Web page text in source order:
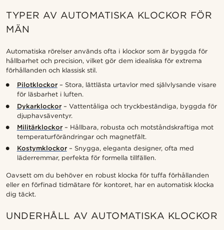
TYPER AV AUTOMATISKA KLOCKOR FÖR
MÄN
Automatiska rörelser används ofta i klockor som är byggda för
hållbarhet och precision, vilket gör dem idealiska för extrema
förhållanden och klassisk stil.
Pilotklockor– Stora, lättlästa urtavlor med självlysande visare
för läsbarhet i luften.
Dykarklockor– Vattentåliga och tryckbeständiga, byggda för
djuphavsäventyr.
Militärklockor– Hållbara, robusta och motståndskraftiga mot
temperaturförändringar och magnetfält.
Kostymklockor– Snygga, eleganta designer, ofta med
läderremmar, perfekta för formella tillfällen.
Oavsett om du behöver en robust klocka för tuffa förhållanden
eller en förfinad tidmätare för kontoret, har en automatisk klocka
dig täckt.
UNDERHÅLL AV AUTOMATISKA KLOCKOR